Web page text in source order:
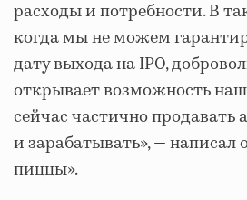
расходы и потребности. В
когда мы не можем
дату выхода на IPO,
открывает возможность
сейчас частично продавать
и зарабатывать», — написал
пиццы».